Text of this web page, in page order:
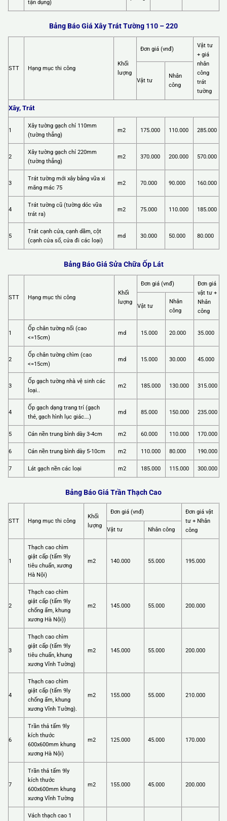
tận dụng)
Bảng Báo Giá Xây Trát Tường 110 – 220
STT Hạng mục thi công
Khối
lượng
Đơn giá (vnđ)
Vật tư
+ giá
nhân
công
trát
tường
Vật tư
Nhân
công
Xây, Trát
1
Xây tường gạch chỉ 110mm
(tường thẳng)
m2 175.000 110.000 285.000
2
Xây tường gạch chỉ 220mm
(tường thẳng)
m2 370.000 200.000 570.000
3
Trát tường mới xây bằng vữa xi
măng mác 75
m2 70.000 90.000 160.000
4
Trát tường cũ (tường dóc vữa
trát ra)
m2 75.000 110.000 185.000
5
Trát cạnh cửa, cạnh dầm, cột
(cạnh cửa sổ, cửa đi các loại)
md 30.000 50.000 80.000
Bảng Báo Giá Sửa Chữa Ốp Lát
STT Hạng mục thi công
Khối
lượng
Đơn giá (vnđ)
Đơn giá
vật tư +
Nhân
công
Vật tư
Nhân
công
1
Ốp chân tường nổi (cao
<=15cm)
md 15.000 20.000 35.000
2
Ốp chân tường chìm (cao
<=15cm)
md 15.000 30.000 45.000
3
Ốp gạch tường nhà vệ sinh các
loại..
m2 185.000 130.000 315.000
4
Ốp gạch dạng trang trí (gạch
thẻ, gạch hình lục giác….)
md 85.000 150.000 235.000
5 Cán nền trung bình dày 3-4cm m2 60.000 110.000 170.000
6 Cán nền trung bình dày 5-10cm m2 110.000 80.000 190.000
7 Lát gạch nền các loại m2 185.000 115.000 300.000
Bảng Báo Giá Trần Thạch Cao
STT Hạng mục thi công
Khối
lượng
Đơn giá (vnđ)
Đơn giá vật
tư + Nhân
công
Vật tư Nhân công
1
Thạch cao chìm
giật cấp (tấm 9ly
tiêu chuẩn, xương
Hà Nội)
m2 140.000 55.000 195.000
2
Thạch cao chìm
giật cấp (tấm 9ly
chống ẩm, khung
xương Hà Nội))
m2 145.000 55.000 200.000
3
Thạch cao chìm
giật cấp (tấm 9ly
tiêu chuẩn, khung
xương Vĩnh Tường)
m2 145.000 55.000 200.000
4
Thạch cao chìm
giật cấp (tấm 9ly
chống ẩm, khung
xương Vĩnh Tường).
m2 155.000 55.000 210.000
6
Trần thả tấm 9ly
kích thước
600x600mm khung
xương Hà Nội)
m2 125.000 45.000 170.000
7
Trần thả tấm 9ly
kích thước
600x600mm khung
xương Vĩnh Tường
m2 155.000 45.000 200.000
Vách thạch cao 1